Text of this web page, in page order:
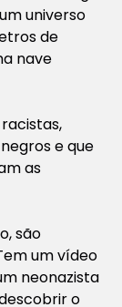
universo
de
nave
e que
as
são
um vídeo
neonazista
o